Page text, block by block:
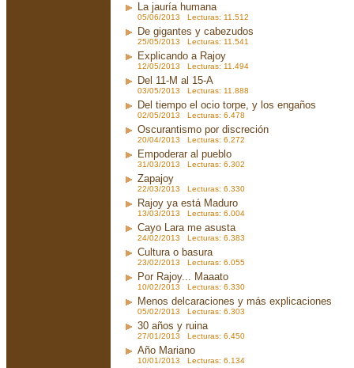
La jauría humana
05/06/2013 Lecturas: 11.512
De gigantes y cabezudos
25/05/2013 Lecturas: 11.541
Explicando a Rajoy
12/05/2013 Lecturas: 11.494
Del 11-M al 15-A
03/05/2013 Lecturas: 11.888
Del tiempo el ocio torpe, y los engaños
02/05/2013 Lecturas: 6.478
Oscurantismo por discreción
20/04/2013 Lecturas: 6.272
Empoderar al pueblo
31/03/2013 Lecturas: 6.302
Zapajoy
22/03/2013 Lecturas: 6.330
Rajoy ya está Maduro
13/03/2013 Lecturas: 6.004
Cayo Lara me asusta
24/02/2013 Lecturas: 6.383
Cultura o basura
23/02/2013 Lecturas: 6.055
Por Rajoy... Maaato
10/02/2013 Lecturas: 6.330
Menos delcaraciones y más explicaciones
05/02/2013 Lecturas: 6.303
30 años y ruina
27/01/2013 Lecturas: 6.450
Año Mariano
10/01/2013 Lecturas: 6.134